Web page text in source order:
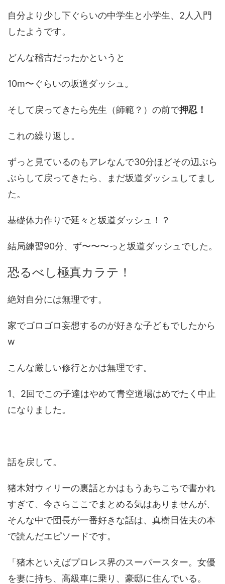
自分より少し下ぐらいの中学生と小学生、2人入門
したようです。
どんな稽古だったかというと
10m〜ぐらいの坂道ダッシュ。
そして戻ってきたら先生（師範？）の前で押忍！
これの繰り返し。
ずっと見ているのもアレなんで30分ほどその辺ぶら
ぶらして戻ってきたら、まだ坂道ダッシュしてまし
た。
基礎体力作りで延々と坂道ダッシュ！？
結局練習90分、ず〜〜〜っと坂道ダッシュでした。
恐るべし極真カラテ！
絶対自分には無理です。
家でゴロゴロ妄想するのが好きな子どもでしたから
w
こんな厳しい修行とかは無理です。
1、2回でこの子達はやめて青空道場はめでたく中止
になりました。
話を戻して。
猪木対ウィリーの裏話とかはもうあちこちで書かれ
すぎて、今さらここでまとめる気はありませんが、
そんな中で団長が一番好きな話は、真樹日佐夫の本
で読んだエピソードです。
「猪木といえばプロレス界のスーパースター。女優
を妻に持ち、高級車に乗り、豪邸に住んでいる。